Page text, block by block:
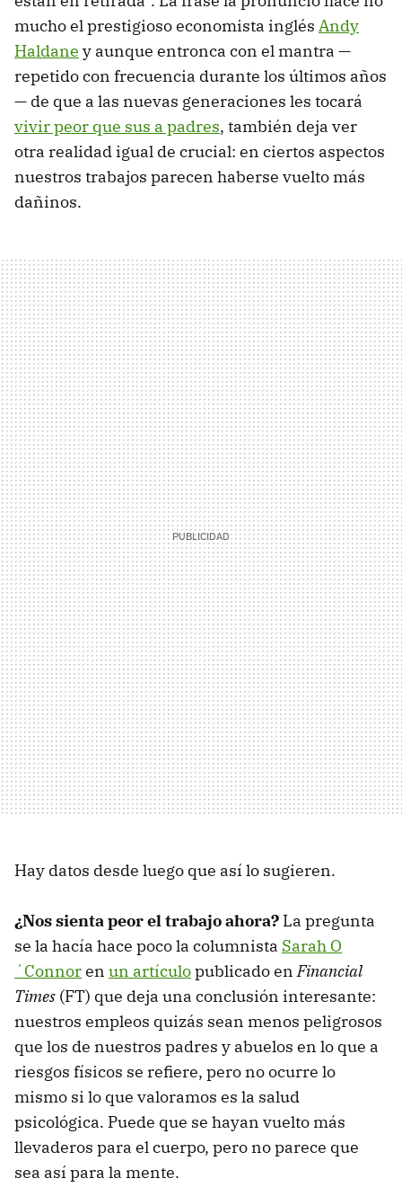
mucho el prestigioso economista inglés Andy
Haldane y aunque entronca con el mantra —
repetido con frecuencia durante los últimos años
— de que a las nuevas generaciones les tocará
vivir peor que sus a padres, también deja ver
otra realidad igual de crucial: en ciertos aspectos
nuestros trabajos parecen haberse vuelto más
dañinos.
Hay datos desde luego que así lo sugieren.
¿Nos sienta peor el trabajo ahora? La pregunta
se la hacía hace poco la columnista Sarah O
´Connoren un artículopublicado enFinancial
Times (FT) que deja una conclusión interesante:
nuestros empleos quizás sean menos peligrosos
que los de nuestros padres y abuelos en lo que a
riesgos físicos se refiere, pero no ocurre lo
mismo si lo que valoramos es la salud
psicológica. Puede que se hayan vuelto más
llevaderos para el cuerpo, pero no parece que
sea así para la mente.